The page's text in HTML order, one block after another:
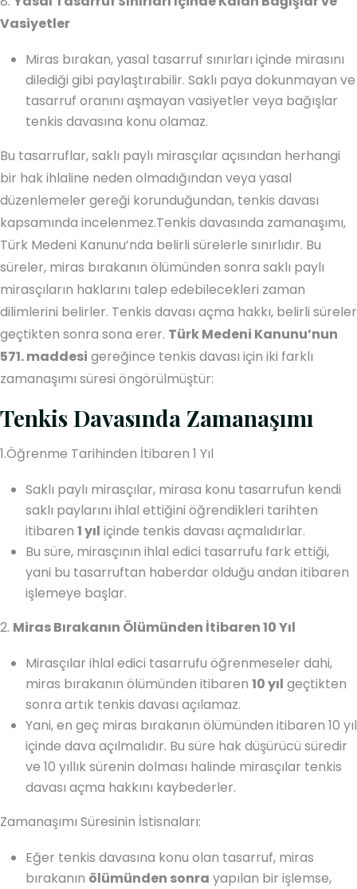
Vasiyetler
Miras bırakan, yasal tasarruf sınırları içinde mirasını
dilediği gibi paylaştırabilir. Saklı paya dokunmayan ve
tasarruf oranını aşmayan vasiyetler veya bağışlar
tenkis davasına konu olamaz.
Bu tasarruflar, saklı paylı mirasçılar açısından herhangi
bir hak ihlaline neden olmadığından veya yasal
düzenlemeler gereği korunduğundan, tenkis davası
kapsamında incelenmez.Tenkis davasında zamanaşımı,
Türk Medeni Kanunu’nda belirli sürelerle sınırlıdır. Bu
süreler, miras bırakanın ölümünden sonra saklı paylı
mirasçıların haklarını talep edebilecekleri zaman
dilimlerini belirler. Tenkis davası açma hakkı, belirli süreler
geçtikten sonra sona erer. Türk Medeni Kanunu’nun
571. maddesi gereğince tenkis davası için iki farklı
zamanaşımı süresi öngörülmüştür:
Tenkis Davasında Zamanaşımı
1.Öğrenme Tarihinden İtibaren 1 Yıl
Saklı paylı mirasçılar, mirasa konu tasarrufun kendi
saklı paylarını ihlal ettiğini öğrendikleri tarihten
itibaren 1 yıl içinde tenkis davası açmalıdırlar.
Bu süre, mirasçının ihlal edici tasarrufu fark ettiği,
yani bu tasarruftan haberdar olduğu andan itibaren
işlemeye başlar.
2. Miras Bırakanın Ölümünden İtibaren 10 Yıl
Mirasçılar ihlal edici tasarrufu öğrenmeseler dahi,
miras bırakanın ölümünden itibaren 10 yıl geçtikten
sonra artık tenkis davası açılamaz.
Yani, en geç miras bırakanın ölümünden itibaren 10 yıl
içinde dava açılmalıdır. Bu süre hak düşürücü süredir
ve 10 yıllık sürenin dolması halinde mirasçılar tenkis
davası açma hakkını kaybederler.
Zamanaşımı Süresinin İstisnaları:
Eğer tenkis davasına konu olan tasarruf, miras
bırakanın ölümünden sonra yapılan bir işlemse,